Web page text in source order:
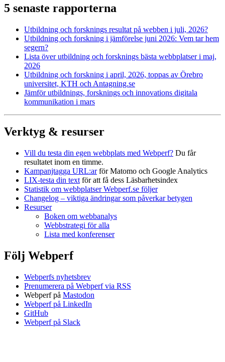
5 senaste rapporterna
Utbildning och forsknings resultat på webben i juli, 2026?
Utbildning och forskning i jämförelse juni 2026: Vem tar hem
segern?
Lista över utbildning och forsknings bästa webbplatser i maj,
2026
Utbildning och forskning i april, 2026, toppas av Örebro
universitet, KTH och Antagning.se
Jämför utbildnings, forsknings och innovations digitala
kommunikation i mars
Verktyg & resurser
Vill du testa din egen webbplats med Webperf? Du får
resultatet inom en timme.
Kampanjtagga URL:arför Matomo och Google Analytics
LIX-testa din text för att få dess Läsbarhetsindex
Statistik om webbplatser Webperf.se följer
Changelog – viktiga ändringar som påverkar betygen
Resurser
Boken om webbanalys
Webbstrategi för alla
Lista med konferenser
Följ Webperf
Webperfs nyhetsbrev
Prenumerera på Webperf via RSS
Webperf på Mastodon
Webperf på LinkedIn
GitHub
Webperf på Slack